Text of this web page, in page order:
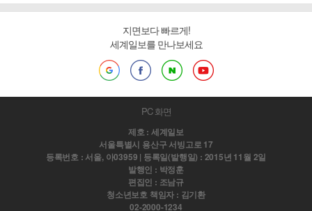
지면보다 빠르게!
세계일보를 만나보세요
PC 화면
제호 : 세계일보
서울특별시 용산구 서빙고로 17
등록번호 : 서울, 아03959 | 등록일(발행일) : 2015년 11월 2일
발행인 : 박정훈
편집인 : 조남규
청소년보호 책임자 : 김기환
02-2000-1234